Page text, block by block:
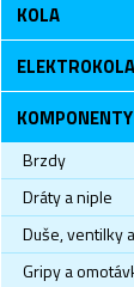
KOLA
ELEKTROKOLA
KOMPONENTY
Brzdy
Dráty a niple
Duše, ventilky
Gripy a